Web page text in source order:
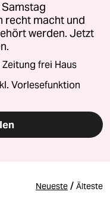
recht macht und
werden. Jetzt
frei Haus
Vorlesefunktion
Neueste / Älteste